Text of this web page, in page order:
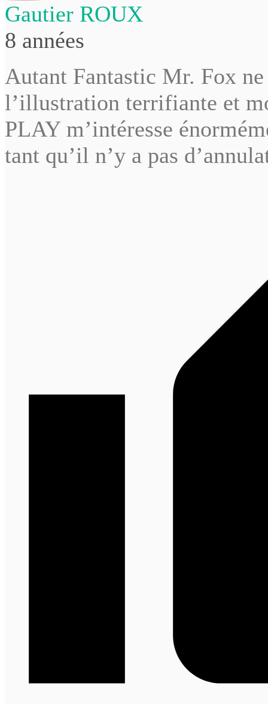
Gautier ROUX
8 années
Autant Fantastic Mr. Fox
l’illustration terrifiante et
PLAY m’intéresse
tant qu’il n’y a pas